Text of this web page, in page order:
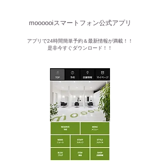
moooooiスマートフォン公式アプリ​
​アプリで24時間簡単予約＆最新情報が満載！！
是非今すぐダウンロード！！